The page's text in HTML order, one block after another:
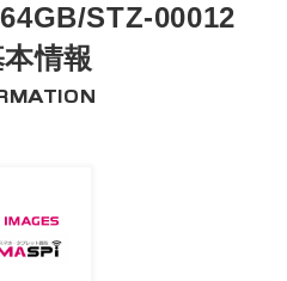
STZ-00012
情報